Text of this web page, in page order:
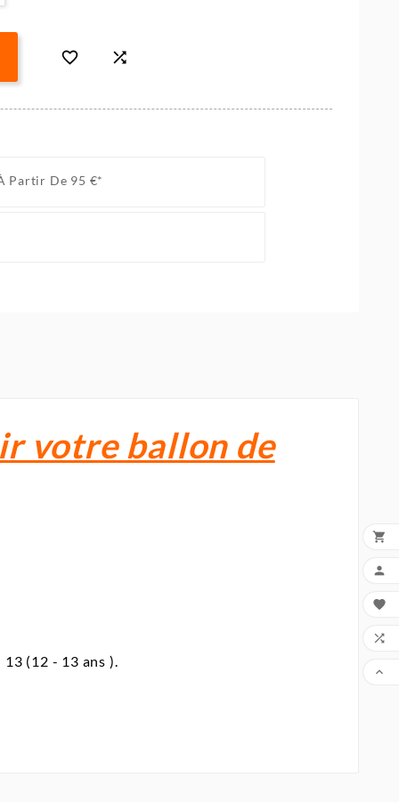
 
Partir De 95 €*
votre ballon de
(12 - 13 ans ).




